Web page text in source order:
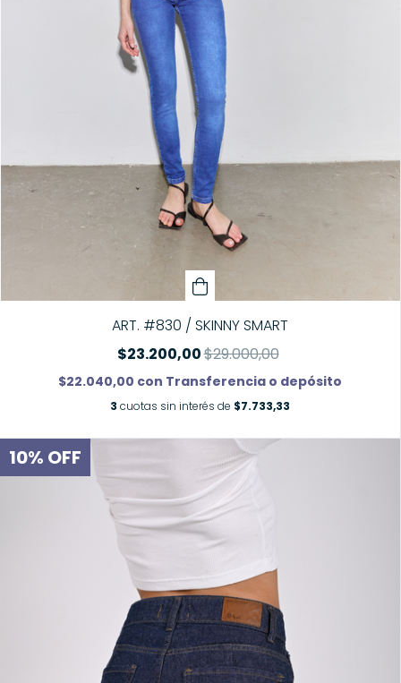
ART. #830 / SKINNY SMART
$23.200,00$29.000,00
$22.040,00 con Transferencia o depósito
3 cuotas sin interés de $7.733,33
10% OFF